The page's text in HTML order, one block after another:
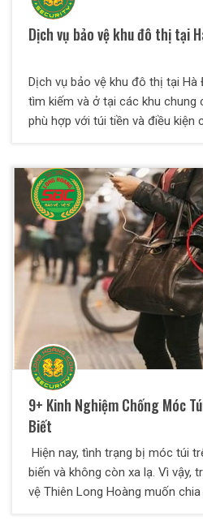
Dịch vụ bảo vệ khu đô thị tại
Dịch vụ bảo vệ khu đô thị tại Hà
tìm kiếm và ở tại các khu chung
phù hợp với túi tiền và điều kiện
nhiên, đây cũng là mục tiêu
xấu trộm cắp, dễ mất an ninh
bảo vệ chặt chẽ. Dịch vụ bảo
thị mở ra sẽ giải quyết tốt khâu
khu đô thị.
9+ Kinh Nghiệm Chống Móc
Biết
Hiện nay, tình trạng bị móc túi
biến và không còn xa lạ. Vì vậy,
vệ Thiên Long Hoàng muốn